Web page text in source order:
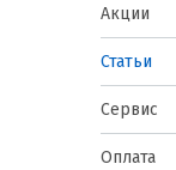
Акции
Статьи
Сервис
Оплата